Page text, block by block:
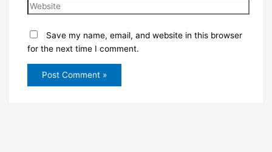
Save my name, email, and website in this browser
for the next time I comment.